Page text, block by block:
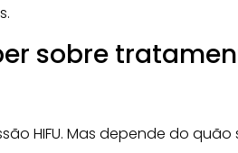
sobre
HIFU. Mas depende do